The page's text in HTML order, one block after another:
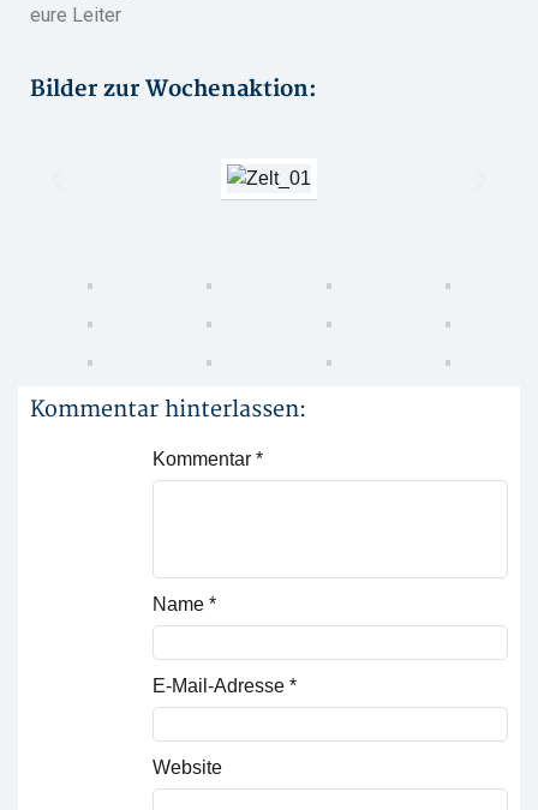
eure Leiter
Bilder zur Wochenaktion:
Kommentar hinterlassen:
Kommentar *
Name *
E-Mail-Adresse *
Website